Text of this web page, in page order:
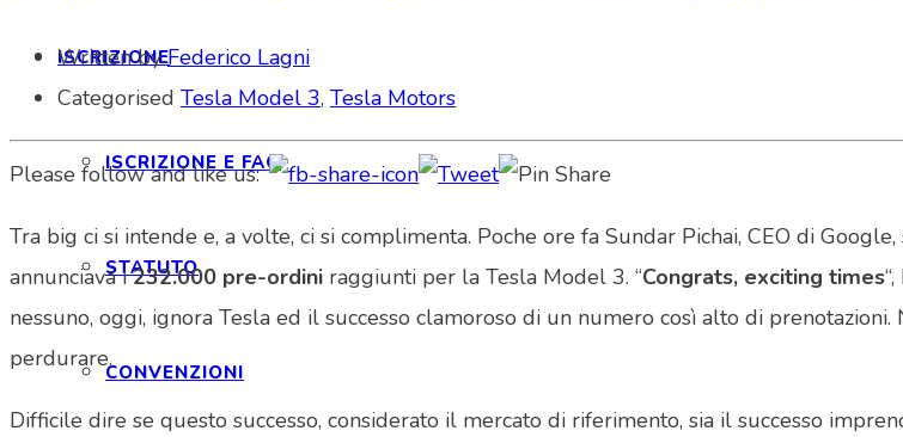
ISCRIZIONE
ISCRIZIONE E FAQ
STATUTO
CONVENZIONI
Written byFederico Lagni
Categorised Tesla Model 3, Tesla Motors
Please follow and like us:
Tra big ci si intende e, a volte, ci si complimenta. Poche ore fa Sundar Pichai, CEO di
annunciava i232.000 pre-ordini raggiunti per la Tesla Model 3. “Congrats, exciting times
nessuno, oggi, ignora Tesla ed il successo clamoroso di un numero così alto di
perdurare.
Difficile dire se questo successo, considerato il mercato di riferimento, sia il successo